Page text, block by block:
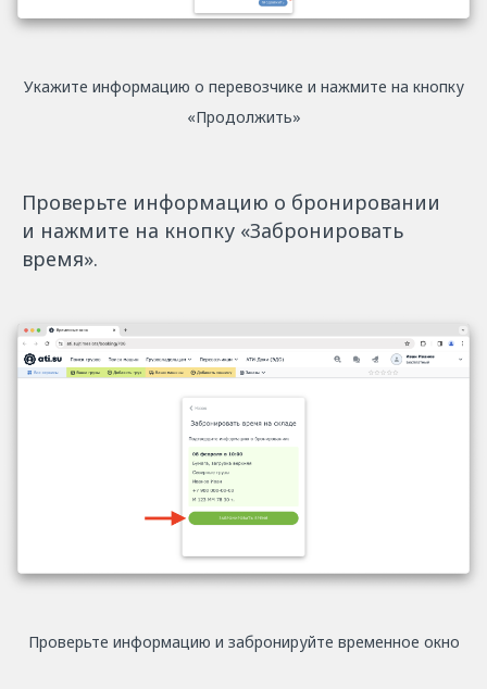
Укажите информацию о перевозчике и нажмите на кнопку
«Продолжить»
Проверьте информацию о бронировании
и нажмите на кнопку «Забронировать
время».
Проверьте информацию и забронируйте временное окно